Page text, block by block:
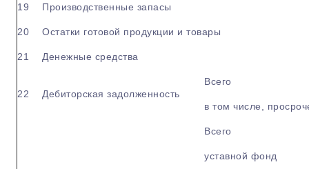
19 Производственные запасы
20 Остатки готовой продукции и товары
21 Денежные средства
22 Дебиторская задолженность
Всего
в том числе,
Всего
уставной фонд